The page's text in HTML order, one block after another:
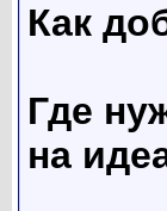
Как
Где
на